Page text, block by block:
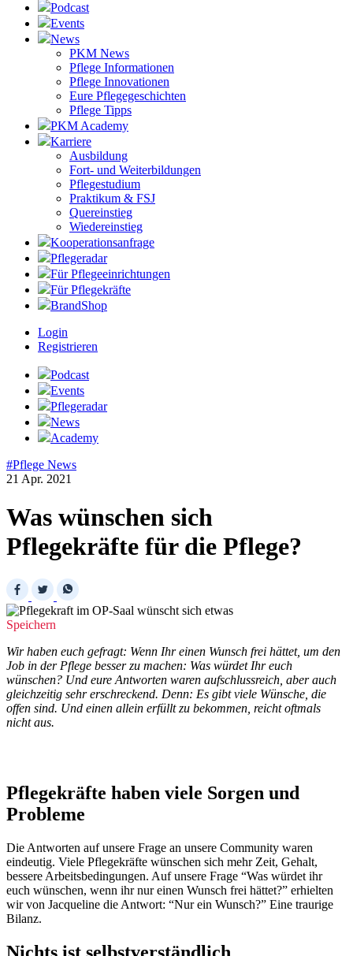
Podcast
Events
News
PKM News
Pflege Informationen
Pflege Innovationen
Eure Pflegegeschichten
Pflege Tipps
PKM Academy
Karriere
Ausbildung
Fort- und Weiterbildungen
Pflegestudium
Praktikum & FSJ
Quereinstieg
Wiedereinstieg
Kooperationsanfrage
Pflegeradar
Für Pflegeeinrichtungen
Für Pflegekräfte
BrandShop
Login
Registrieren
Podcast
Events
Pflegeradar
News
Academy
#Pflege News
21 Apr. 2021
Was wünschen sich
Pflegekräfte für die Pflege?
Speichern
Wir haben euch gefragt: Wenn Ihr einen Wunsch frei hättet, um den
Job in der Pflege besser zu machen: Was würdet Ihr euch
wünschen? Und eure Antworten waren aufschlussreich, aber auch
gleichzeitig sehr erschreckend. Denn: Es gibt viele Wünsche, die
offen sind. Und einen allein erfüllt zu bekommen, reicht oftmals
nicht aus.
Pflegekräfte haben viele Sorgen und
Probleme
Die Antworten auf unsere Frage an unsere Community waren
eindeutig. Viele Pflegekräfte wünschen sich mehr Zeit, Gehalt,
bessere Arbeitsbedingungen. Auf unsere Frage “Was würdet ihr
euch wünschen, wenn ihr nur einen Wunsch frei hättet?” erhielten
wir von Jacqueline die Antwort: “Nur ein Wunsch?” Eine traurige
Bilanz.
Nichts ist selbstverständlich